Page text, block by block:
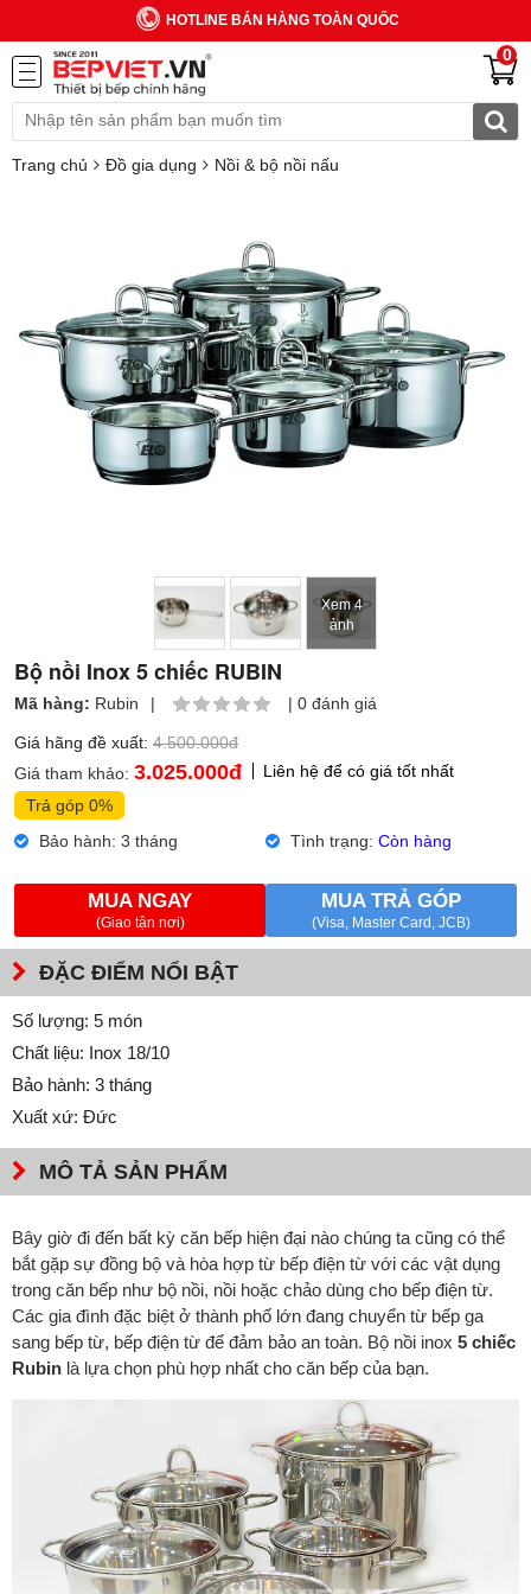
HOTLINE BÁN HÀNG TOÀN QUỐC
0
Trang chủ Đồ gia dụng Nồi & bộ nồi nấu
Xem 4
ảnh
Bộ nồi Inox 5 chiếc RUBIN
Mã hàng: Rubin | | 0 đánh giá
Giá hãng đề xuất: 4.500.000đ
Giá tham khảo: 3.025.000đ
Liên hệ để có giá tốt nhất
Trả góp 0%
Bảo hành: 3 tháng
Tình trạng: Còn hàng
MUA NGAY
(Giao tận nơi)
MUA TRẢ GÓP
(Visa, Master Card, JCB)
ĐẶC ĐIỂM NỔI BẬT
Số lượng: 5 món
Chất liệu: Inox 18/10
Bảo hành: 3 tháng
Xuất xứ: Đức
MÔ TẢ SẢN PHẨM
Bây giờ đi đến bất kỳ căn bếp hiện đại nào chúng ta cũng có thể
bắt gặp sự đồng bộ và hòa hợp từ bếp điện từ với các vật dụng
trong căn bếp như bộ nồi, nồi hoặc chảo dùng cho bếp điện từ.
Các gia đình đặc biệt ở thành phố lớn đang chuyển từ bếp ga
sang bếp từ, bếp điện từ để đảm bảo an toàn. Bộ nồi inox 5 chiếc
Rubin là lựa chọn phù hợp nhất cho căn bếp của bạn.